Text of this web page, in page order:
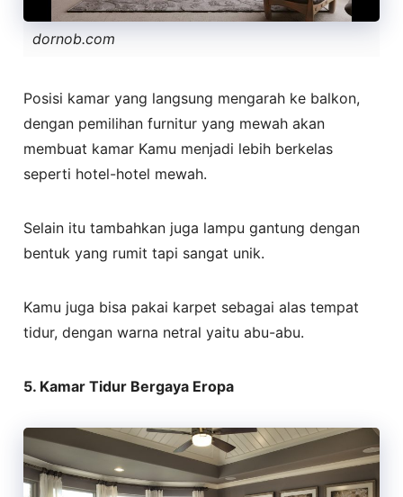
dornob.com
Posisi kamar yang langsung mengarah ke balkon,
dengan pemilihan furnitur yang mewah akan
membuat kamar Kamu menjadi lebih berkelas
seperti hotel-hotel mewah.
Selain itu tambahkan juga lampu gantung dengan
bentuk yang rumit tapi sangat unik.
Kamu juga bisa pakai karpet sebagai alas tempat
tidur, dengan warna netral yaitu abu-abu.
5. Kamar Tidur Bergaya Eropa